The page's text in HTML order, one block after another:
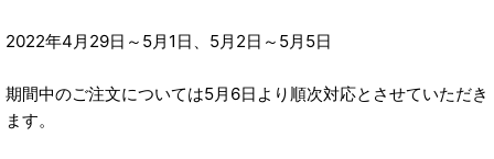
2022年4月29日～5月1日、5月2日～5月5日
期間中のご注文については5月6日より順次対応とさせていただき
ます。